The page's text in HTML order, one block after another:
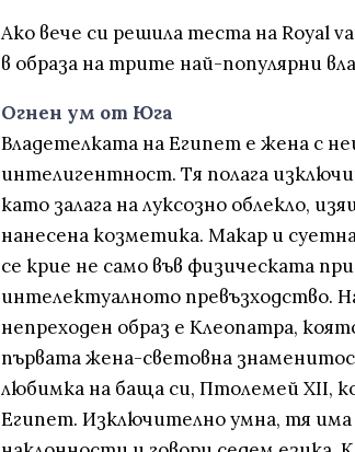
Ако вече си решила теста на Royal
в образа на трите най-популярни
Огнен ум от Юга
Владетелката на Египет е жена с
интелигентност. Тя полага
като залага на луксозно облекло,
нанесена козметика. Макар и
се крие не само във физическата
интелектуалното превъзходство.
непреходен образ е Клеопатра,
първата жена-световна
любимка на баща си, Птолемей XII,
Египет. Изключително умна, тя